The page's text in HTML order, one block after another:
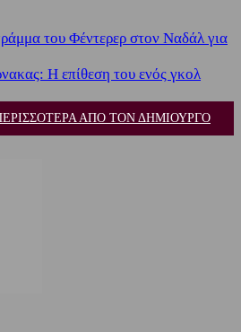
του Φέντερερ στον Ναδάλ για
Η επίθεση του ενός γκολ
ΑΠΟ ΤΟΝ ΔΗΜΙΟΥΡΓΟ